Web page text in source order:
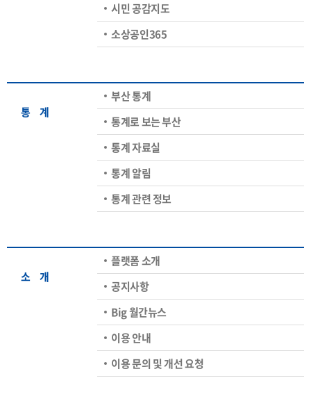
시민 공감지도
소상공인365
통ㅤ계
부산 통계
통계로 보는 부산
통계 자료실
통계 알림
통계 관련 정보
소ㅤ개
플랫폼 소개
공지사항
Big 월간뉴스
이용 안내
이용 문의 및 개선 요청